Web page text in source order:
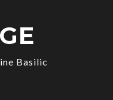
Basilic